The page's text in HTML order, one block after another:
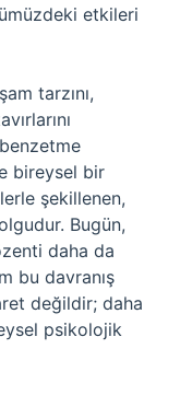
etkileri
tarzını,
bireysel bir
şekillenen,
Bugün,
daha da
bu davranış
değildir; daha
psikolojik